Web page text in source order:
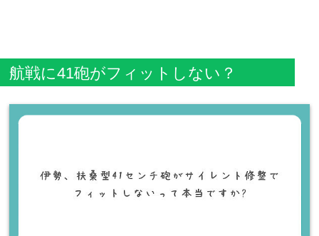
航戦に41砲がフィットしない？